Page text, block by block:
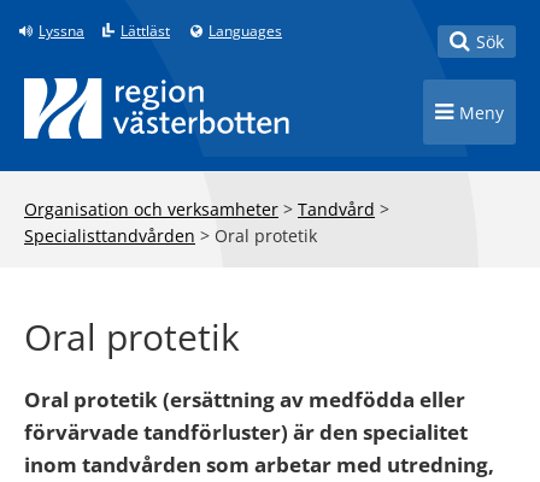
Till innehåll på sidan
Lyssna Lättläst Languages Toggle
Sök
Toggle
Meny
Organisation och verksamheter > Tandvård >
Specialisttandvården > Oral protetik
Oral protetik
Oral protetik (ersättning av medfödda eller
förvärvade tandförluster) är den specialitet
inom tandvården som arbetar med utredning,